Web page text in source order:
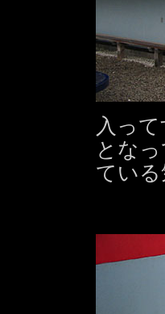
入っ
とな
てい